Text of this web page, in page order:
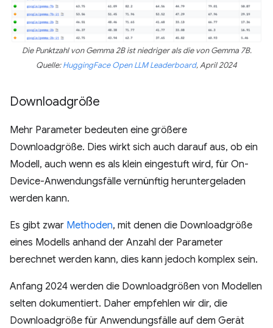
Die Punktzahl von Gemma 2B ist niedriger als die von Gemma 7B.
Quelle:HuggingFace Open LLM Leaderboard, April 2024
Downloadgröße
Mehr Parameter bedeuten eine größere
Downloadgröße. Dies wirkt sich auch darauf aus, ob ein
Modell, auch wenn es als klein eingestuft wird, für On-
Device-Anwendungsfälle vernünftig heruntergeladen
werden kann.
Es gibt zwar Methoden, mit denen die Downloadgröße
eines Modells anhand der Anzahl der Parameter
berechnet werden kann, dies kann jedoch komplex sein.
Anfang 2024 werden die Downloadgrößen von Modellen
selten dokumentiert. Daher empfehlen wir dir, die
Downloadgröße für Anwendungsfälle auf dem Gerät